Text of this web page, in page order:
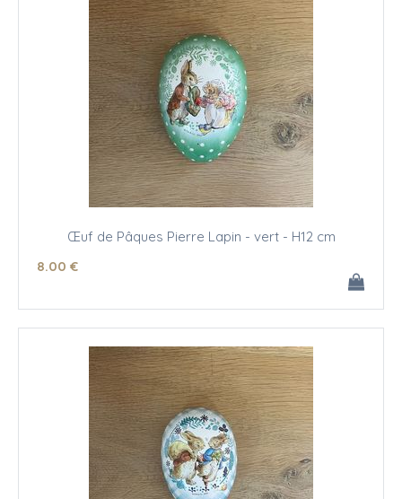
Œuf de Pâques Pierre Lapin - vert - H12 cm
8.00 €